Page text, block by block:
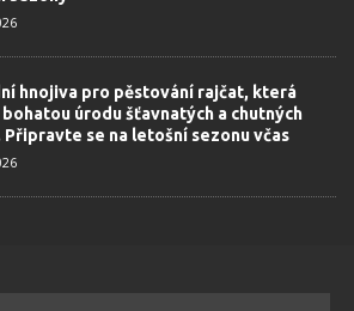
hnojiva pro pěstování rajčat, která
úrodu šťavnatých a chutných
Připravte se na letošní sezonu včas